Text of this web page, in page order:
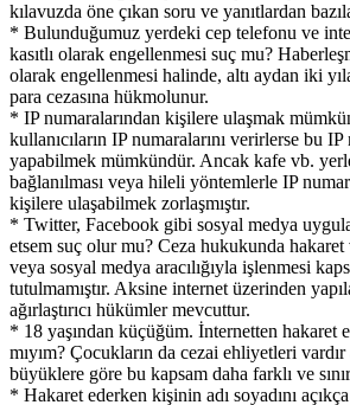
kılavuzda öne çıkan soru ve yanıtlardan
* Bulunduğumuz yerdeki cep telefonu ve
kasıtlı olarak engellenmesi suç mu?
olarak engellenmesi halinde, altı aydan iki
para cezasına hükmolunur.
* IP numaralarından kişilere ulaşmak
kullanıcıların IP numaralarını verirlerse bu
yapabilmek mümkündür. Ancak kafe vb.
bağlanılması veya hileli yöntemlerle IP
kişilere ulaşabilmek zorlaşmıştır.
* Twitter, Facebook gibi sosyal medya
etsem suç olur mu? Ceza hukukunda hakaret
veya sosyal medya aracılığıyla işlenmesi
tutulmamıştır. Aksine internet üzerinden
ağırlaştırıcı hükümler mevcuttur.
* 18 yaşından küçüğüm. İnternetten hakaret
mıyım? Çocukların da cezai ehliyetleri vardır
büyüklere göre bu kapsam daha farklı ve
* Hakaret ederken kişinin adı soyadını